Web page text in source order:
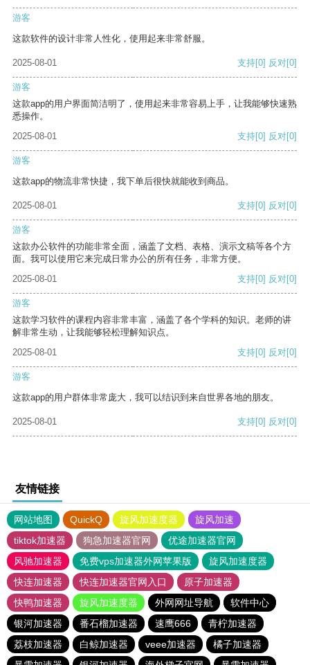
游客
这款软件的设计非常人性化，使用起来非常舒服。
2025-08-01 支持[0] 反对[0]
游客
这款app的用户界面简洁明了，使用起来非常容易上手，让我能够快速熟
悉操作。
2025-08-01
支持[0] 反对[0]
游客
这款app的物流非常快捷，我下单后很快就能收到商品。
2025-08-01 支持[0] 反对[0]
游客
这款办公软件的功能非常全面，涵盖了文档、表格、演示文稿等各个方
面。我可以使用它来完成日常办公的所有任务，非常方便。
2025-08-01
支持[0] 反对[0]
游客
这款学习软件的课程内容非常丰富，涵盖了各个学科的知识。老师的讲
解非常生动，让我能够轻松理解知识点。
2025-08-01
支持[0] 反对[0]
游客
这款app的用户群体非常庞大，我可以结识到来自世界各地的朋友。
2025-08-01 支持[0] 反对[0]
友情链接
网站地图 QuickQ 旋风加速度器
旋风加速
tiktok加速器
狗急加速器官网
优途加速器官网
风驰加速器
免费vps加速器外网苹果版
旋风加速度器
快连加速器
快连加速器官网入口
原子加速器
快鸭加速器
旋风加速度器 外网网址导航
软件中心
银河加速器
番石榴加速器 速鹰666
青柠加速器
荔枝加速器
白鲸加速器 veee加速器
橘子加速器